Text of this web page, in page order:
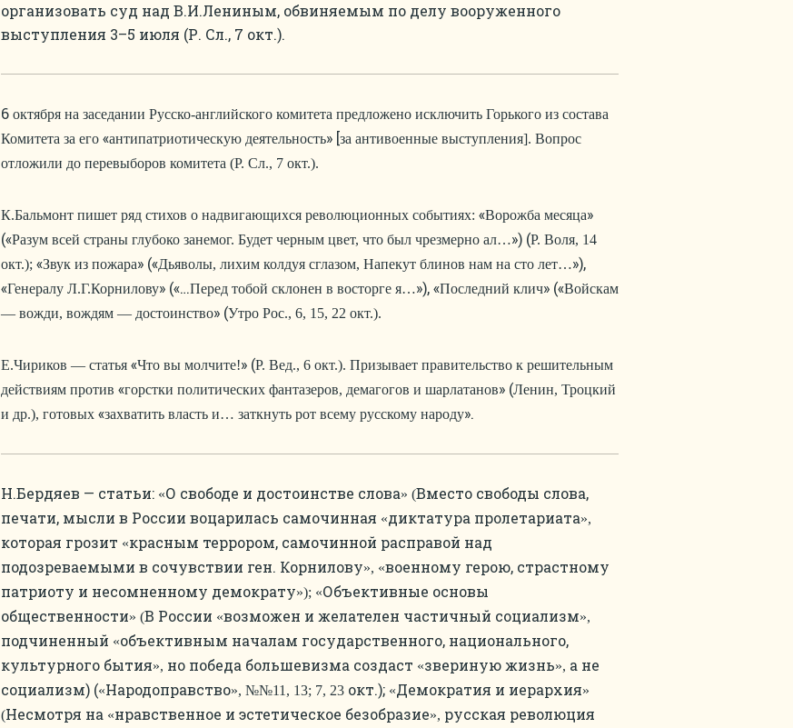
организовать суд над В.И.Лениным, обвиняемым по делу вооруженного
выступления 3–5 июля (Р. Сл., 7 окт.).
6 октября на заседании Русско-английского комитета предложено исключить Горького из состава
Комитета за его «антипатриотическую деятельность» [за антивоенные выступления]. Вопрос
отложили до перевыборов комитета (Р. Сл., 7 окт.).
К.Бальмонт пишет ряд стихов о надвигающихся революционных событиях: «Ворожба месяца»
(«Разум всей страны глубоко занемог. Будет черным цвет, что был чрезмерно ал…») (Р. Воля, 14
окт.); «Звук из пожара» («Дьяволы, лихим колдуя сглазом, Напекут блинов нам на сто лет…»),
«Генералу Л.Г.Корнилову» («…Перед тобой склонен в восторге я…»), «Последний клич» («Войскам
— вожди, вождям — достоинство» (Утро Рос., 6, 15, 22 окт.).
Е.Чириков — статья «Что вы молчите!» (Р. Вед., 6 окт.). Призывает правительство к решительным
действиям против «горстки политических фантазеров, демагогов и шарлатанов» (Ленин, Троцкий
и др.), готовых «захватить власть и… заткнуть рот всему русскому народу».
Н.Бердяев — статьи: «О свободе и достоинстве слова» (Вместо свободы слова,
печати, мысли в России воцарилась самочинная «диктатура пролетариата»,
которая грозит «красным террором, самочинной расправой над
подозреваемыми в сочувствии ген. Корнилову», «военному герою, страстному
патриоту и несомненному демократу»); «Объективные основы
общественности» (В России «возможен и желателен частичный социализм»,
подчиненный «объективным началам государственного, национального,
культурного бытия», но победа большевизма создаст «звериную жизнь», а не
социализм) («Народоправство», №№11, 13; 7, 23 окт.); «Демократия и иерархия»
(Несмотря на «нравственное и эстетическое безобразие», русская революция